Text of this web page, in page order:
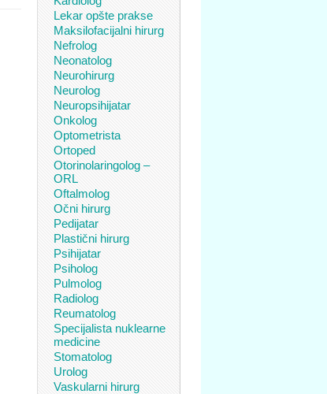
Lekar opšte prakse
Maksilofacijalni hirurg
Nefrolog
Neonatolog
Neurohirurg
Neurolog
Neuropsihijatar
Onkolog
Optometrista
Ortoped
Otorinolaringolog –
ORL
Oftalmolog
Očni hirurg
Pedijatar
Plastični hirurg
Psihijatar
Psiholog
Pulmolog
Radiolog
Reumatolog
Specijalista nuklearne
medicine
Stomatolog
Urolog
Vaskularni hirurg